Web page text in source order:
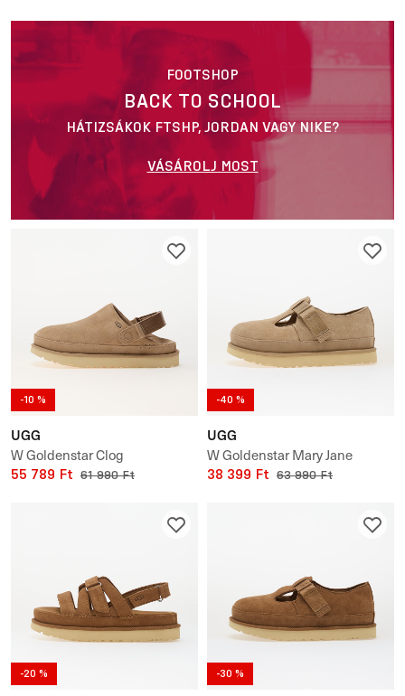
-10 %
UGG
W Goldenstar Clog
55 789 Ft 61 990 Ft
-40 %
UGG
W Goldenstar Mary Jane
38 399 Ft 63 990 Ft
-20 % -30 %
FOOTSHOP
BACK TO SCHOOL
HÁTIZSÁKOK FTSHP, JORDAN VAGY NIKE?
VÁSÁROLJ MOST